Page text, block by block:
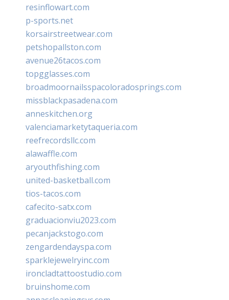
resinflowart.com
p-sports.net
korsairstreetwear.com
petshopallston.com
avenue26tacos.com
topgglasses.com
broadmoornailsspacoloradosprings.com
missblackpasadena.com
anneskitchen.org
valenciamarketytaqueria.com
reefrecordsllc.com
alawaffle.com
aryouthfishing.com
united-basketball.com
tios-tacos.com
cafecito-satx.com
graduacionviu2023.com
pecanjackstogo.com
zengardendayspa.com
sparklejewelryinc.com
ironcladtattoostudio.com
bruinshome.com